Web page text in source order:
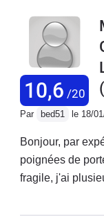
10,6 /20
Par bed51 le 18/
Bonjour, par
poignées de
fragile, j'ai
Lormont 33310